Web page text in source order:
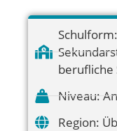
Schulform:
berufliche
Niveau:
Region: